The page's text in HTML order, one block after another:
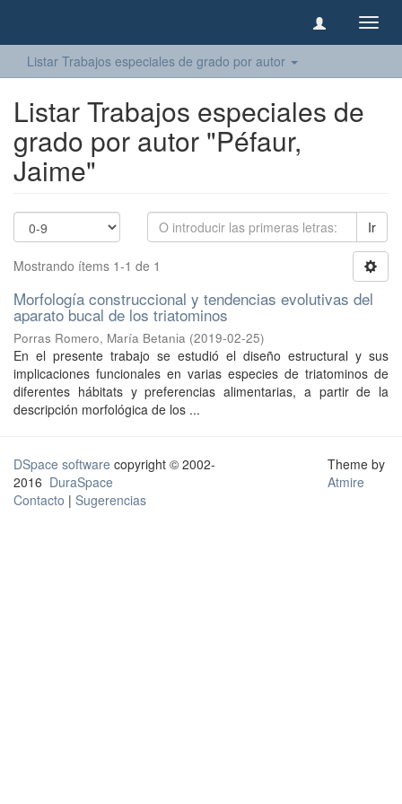
Listar Trabajos especiales de grado por autor
Listar Trabajos especiales de
grado por autor "Péfaur,
Jaime"
Ir
Mostrando ítems 1-1 de 1
Morfología construccional y tendencias evolutivas del
aparato bucal de los triatominos
Porras Romero, María Betania (2019-02-25)
En el presente trabajo se estudió el diseño estructural y sus
implicaciones funcionales en varias especies de triatominos de
diferentes hábitats y preferencias alimentarias, a partir de la
descripción morfológica de los ...
DSpace software copyright © 2002-
2016 DuraSpace
Contacto | Sugerencias
Theme by
Atmire